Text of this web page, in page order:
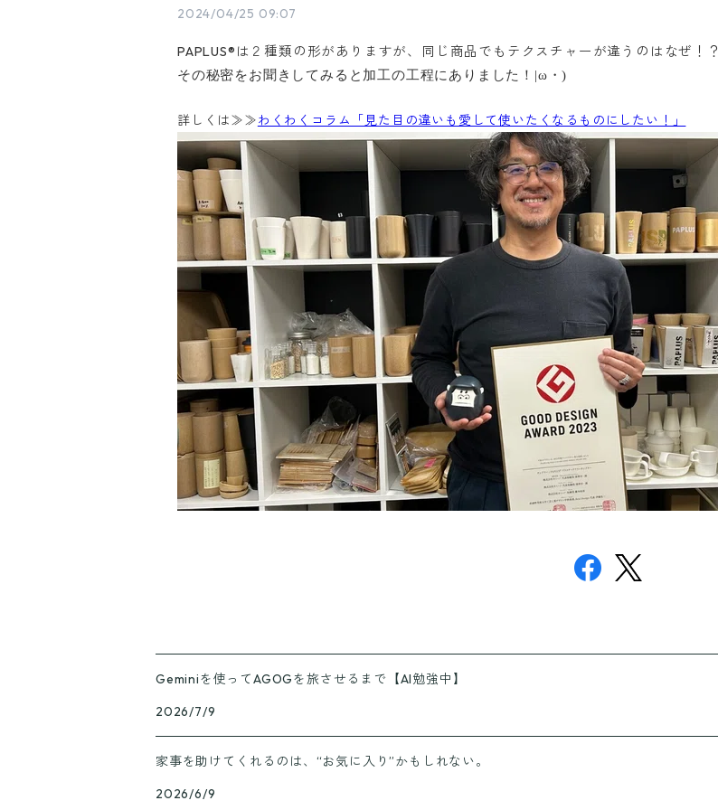
2024/04/25 09:07
PAPLUS®は２種類の形がありますが、同じ商品でもテクスチャーが違うのはなぜ！？
その秘密をお聞きしてみると加工の工程にありました！|ω・)
詳しくは≫≫わくわくコラム「見た目の違いも愛して使いたくなるものにしたい！」
Geminiを使ってAGOGを旅させるまで【AI勉強中】
2026/7/9
家事を助けてくれるのは、“お気に入り”かもしれない。
2026/6/9